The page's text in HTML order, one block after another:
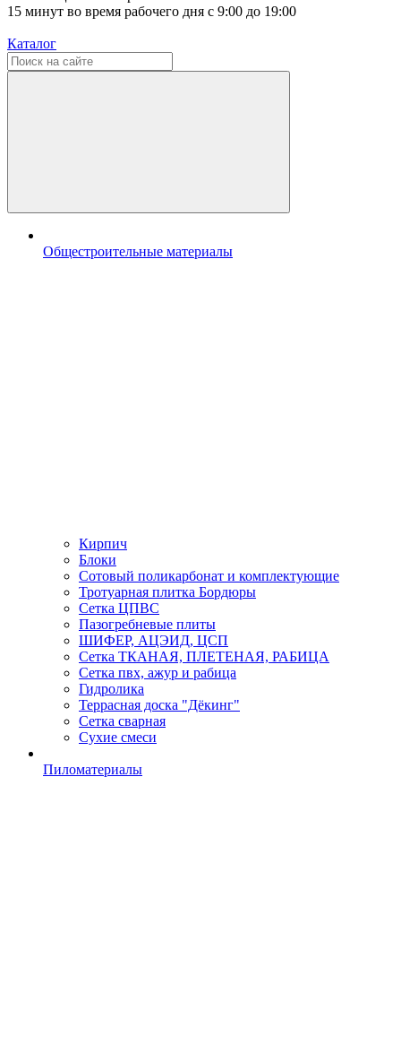
15 минут во время рабочего дня с 9:00 до 19:00
Каталог
Общестроительные материалы
Кирпич
Блоки
Сотовый поликарбонат и комплектующие
Тротуарная плитка Бордюры
Сетка ЦПВС
Пазогребневые плиты
ШИФЕР, АЦЭИД, ЦСП
Сетка ТКАНАЯ, ПЛЕТЕНАЯ, РАБИЦА
Сетка пвх, ажур и рабица
Гидролика
Террасная доска "Дёкинг"
Сетка сварная
Сухие смеси
Пиломатериалы